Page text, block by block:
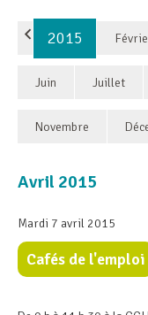
2015
Juin Juillet
Novembre
Avril 2015
Mardi 7 avril 2015
Cafés de l'emploi